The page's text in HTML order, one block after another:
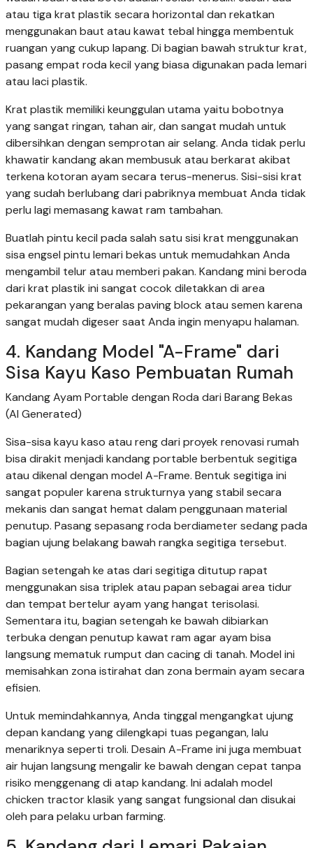
atau tiga krat plastik secara horizontal dan rekatkan
menggunakan baut atau kawat tebal hingga membentuk
ruangan yang cukup lapang. Di bagian bawah struktur krat,
pasang empat roda kecil yang biasa digunakan pada lemari
atau laci plastik.
Krat plastik memiliki keunggulan utama yaitu bobotnya
yang sangat ringan, tahan air, dan sangat mudah untuk
dibersihkan dengan semprotan air selang. Anda tidak perlu
khawatir kandang akan membusuk atau berkarat akibat
terkena kotoran ayam secara terus-menerus. Sisi-sisi krat
yang sudah berlubang dari pabriknya membuat Anda tidak
perlu lagi memasang kawat ram tambahan.
Buatlah pintu kecil pada salah satu sisi krat menggunakan
sisa engsel pintu lemari bekas untuk memudahkan Anda
mengambil telur atau memberi pakan. Kandang mini beroda
dari krat plastik ini sangat cocok diletakkan di area
pekarangan yang beralas paving block atau semen karena
sangat mudah digeser saat Anda ingin menyapu halaman.
4. Kandang Model "A-Frame" dari
Sisa Kayu Kaso Pembuatan Rumah
Kandang Ayam Portable dengan Roda dari Barang Bekas
(AI Generated)
Sisa-sisa kayu kaso atau reng dari proyek renovasi rumah
bisa dirakit menjadi kandang portable berbentuk segitiga
atau dikenal dengan model A-Frame. Bentuk segitiga ini
sangat populer karena strukturnya yang stabil secara
mekanis dan sangat hemat dalam penggunaan material
penutup. Pasang sepasang roda berdiameter sedang pada
bagian ujung belakang bawah rangka segitiga tersebut.
Bagian setengah ke atas dari segitiga ditutup rapat
menggunakan sisa triplek atau papan sebagai area tidur
dan tempat bertelur ayam yang hangat terisolasi.
Sementara itu, bagian setengah ke bawah dibiarkan
terbuka dengan penutup kawat ram agar ayam bisa
langsung mematuk rumput dan cacing di tanah. Model ini
memisahkan zona istirahat dan zona bermain ayam secara
efisien.
Untuk memindahkannya, Anda tinggal mengangkat ujung
depan kandang yang dilengkapi tuas pegangan, lalu
menariknya seperti troli. Desain A-Frame ini juga membuat
air hujan langsung mengalir ke bawah dengan cepat tanpa
risiko menggenang di atap kandang. Ini adalah model
chicken tractor klasik yang sangat fungsional dan disukai
oleh para pelaku urban farming.